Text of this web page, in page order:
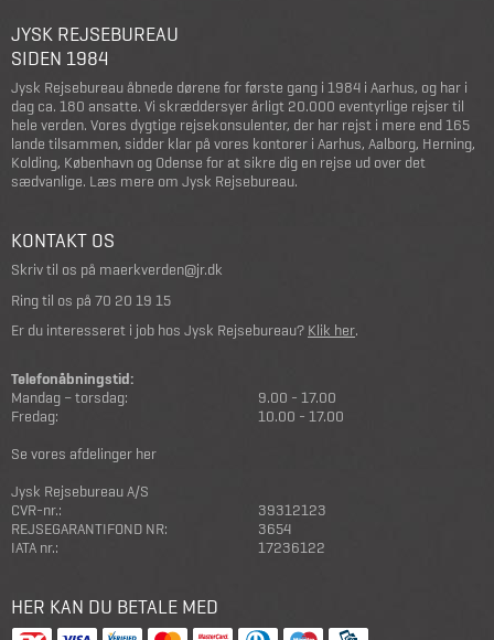
JYSK REJSEBUREAU
SIDEN 1984
Jysk Rejsebureau åbnede dørene for første gang i 1984 i Aarhus, og har i
dag ca. 180 ansatte. Vi skræddersyer årligt 20.000 eventyrlige rejser til
hele verden. Vores dygtige rejsekonsulenter, der har rejst i mere end 165
lande tilsammen, sidder klar på vores kontorer i Aarhus, Aalborg, Herning,
Kolding, København og Odense for at sikre dig en rejse ud over det
sædvanlige. Læs mere om Jysk Rejsebureau.
KONTAKT OS
Skriv til os på maerkverden@jr.dk
Ring til os på 70 20 19 15
Er du interesseret i job hos Jysk Rejsebureau? Klik her.
Telefonåbningstid:
Mandag – torsdag:
9.00 - 17.00
Fredag:
10.00 - 17.00
Se vores afdelinger her
Jysk Rejsebureau A/S
CVR-nr.:
39312123
REJSEGARANTIFOND NR:
3654
IATA nr.:
17236122
HER KAN DU BETALE MED